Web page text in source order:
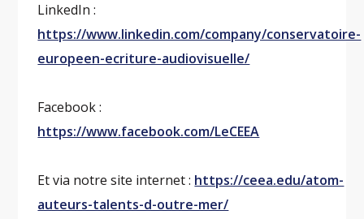
LinkedIn :
https://www.linkedin.com/company/conservatoire-
europeen-ecriture-audiovisuelle/
Facebook :
https://www.facebook.com/LeCEEA
Et via notre site internet : https://ceea.edu/atom-
auteurs-talents-d-outre-mer/